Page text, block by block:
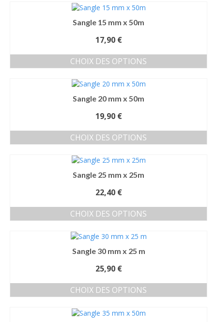
choisies
la
page
du
produit
produit
plusieurs
Les
options
peuvent
choisies
la
page
du
produit
Sangle 15 mm x 50m
17,90 €
CHOIX DES OPTIONS
produit
plusieurs
Les
options
peuvent
choisies
la
page
du
produit
Sangle 20 mm x 50m
19,90 €
CHOIX DES OPTIONS
produit
plusieurs
Les
options
peuvent
choisies
la
page
du
produit
Sangle 25 mm x 25m
22,40 €
CHOIX DES OPTIONS
produit
plusieurs
variations.
Les
options
peuvent
choisies
Sangle 30 mm x 25 m
25,90 €
CHOIX DES OPTIONS
produit